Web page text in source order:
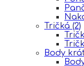
Tričká (2)
Body